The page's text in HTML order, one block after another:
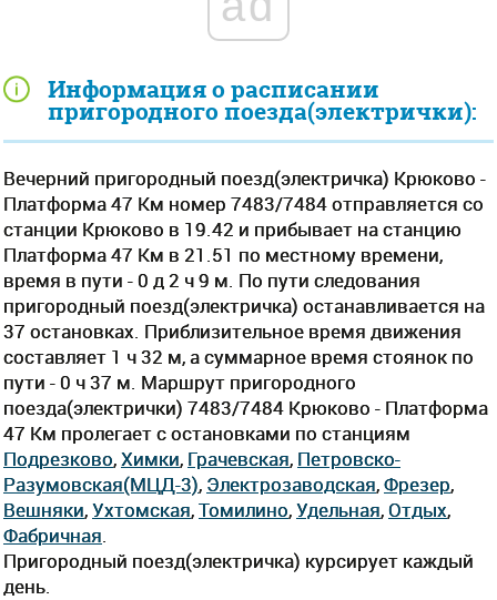
Информация о расписании
пригородного поезда(электрички):
Вечерний пригородный поезд(электричка) Крюково -
Платформа 47 Км номер 7483/7484 отправляется со
станции Крюково в 19.42 и прибывает на станцию
Платформа 47 Км в 21.51 по местному времени,
время в пути - 0 д 2 ч 9 м. По пути следования
пригородный поезд(электричка) останавливается на
37 остановках. Приблизительное время движения
составляет 1 ч 32 м, а суммарное время стоянок по
пути - 0 ч 37 м. Маршрут пригородного
поезда(электрички) 7483/7484 Крюково - Платформа
47 Км пролегает c остановками по станциям
Подрезково,Химки, Грачевская, Петровско-
Разумовская(МЦД-3), Электрозаводская,Фрезер,
Вешняки,Ухтомская,Томилино,Удельная,Отдых,
Фабричная
Пригородный поезд(электричка) курсирует каждый
день.